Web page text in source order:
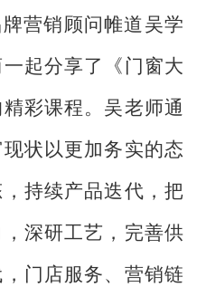
营销顾问帷道吴学
起分享了《门窗大
彩课程。吴老师通
状以更加务实的态
持续产品迭代，把
深研工艺，完善供
门店服务、营销链